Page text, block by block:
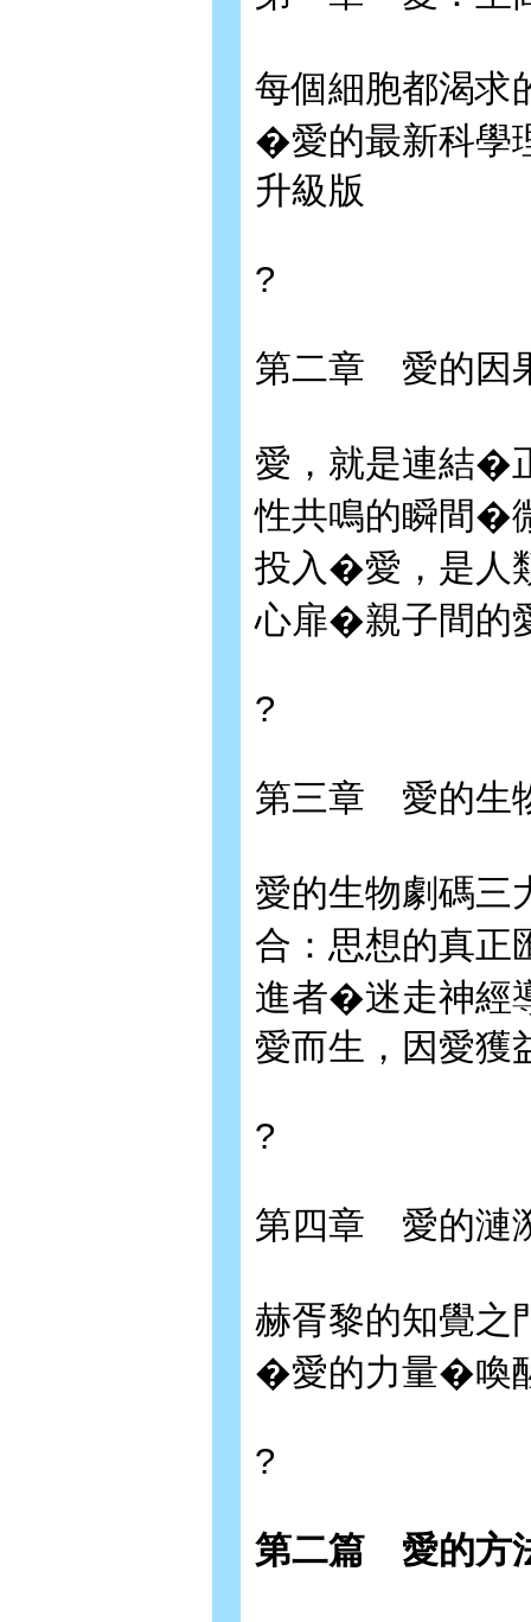
每個細胞都渴
�愛的最新科學
升級版
?
第二章 愛
愛，就是連結�
性共鳴的瞬間�
投入�愛，是人
心扉�親子間的
?
第三章 愛的生
愛的生物劇碼
合：思想的真
進者�迷走神經
愛而生，因愛獲
?
第四章 愛
赫胥黎的知覺
�愛的力量�喚
?
第二篇 愛的方